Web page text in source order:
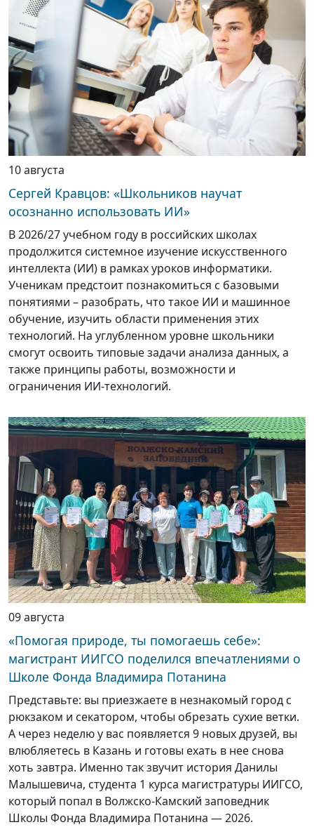
10 августа
Сергей Кравцов: «Школьников научат
осознанно использовать ИИ»
В 2026/27 учебном году в российских школах
продолжится системное изучение искусственного
интеллекта (ИИ) в рамках уроков информатики.
Ученикам предстоит познакомиться с базовыми
понятиями – разобрать, что такое ИИ и машинное
обучение, изучить области применения этих
технологий. На углубленном уровне школьники
смогут освоить типовые задачи анализа данных, а
также принципы работы, возможности и
ограничения ИИ-технологий.
09 августа
«Помогая природе, ты помогаешь себе»:
магистрант ИИГСО поделился впечатлениями о
Школе Фонда Владимира Потанина
Представьте: вы приезжаете в незнакомый город с
рюкзаком и секатором, чтобы обрезать сухие ветки.
А через неделю у вас появляется 9 новых друзей, вы
влюбляетесь в Казань и готовы ехать в нее снова
хоть завтра. Именно так звучит история Данилы
Малышевича, студента 1 курса магистратуры ИИГСО,
который попал в Волжско-Камский заповедник
Школы Фонда Владимира Потанина — 2026.